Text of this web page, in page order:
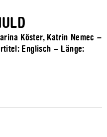
Köster, Katrin Nemec –
Englisch – Länge: